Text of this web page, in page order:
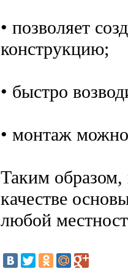
• позволяет
конструкцию;
• быстро
• монтаж
Таким образом,
качестве
любой